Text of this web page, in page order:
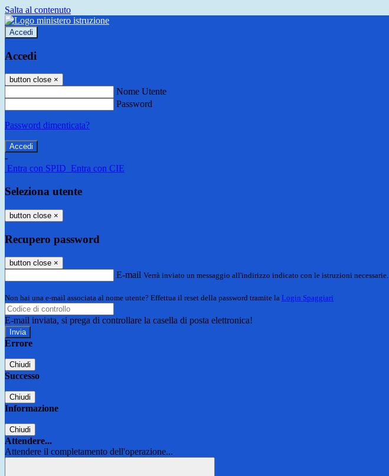
Salta al contenuto
Accedi
Accedi
button close ×
Nome Utente
Password
Password dimenticata?
-
Entra con SPID Entra con CIE
Seleziona utente
button close ×
Recupero password
button close ×
E-mail Verrà inviato un messaggio all'indirizzo indicato con le istruzioni necessarie.
Non hai una e-mail associata al nome utente? Effettua il reset della password tramite la Login Spaggiari
E-mail inviata, si prega di controllare la casella di posta elettronica!
Errore
Chiudi
Successo
Chiudi
Informazione
Chiudi
Attendere...
Attendere il completamento dell'operazione...